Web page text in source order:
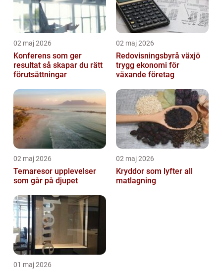
02 maj 2026
Konferens som ger
resultat så skapar du rätt
förutsättningar
02 maj 2026
Redovisningsbyrå växjö
trygg ekonomi för
växande företag
02 maj 2026
Temaresor upplevelser
som går på djupet
02 maj 2026
Kryddor som lyfter all
matlagning
01 maj 2026